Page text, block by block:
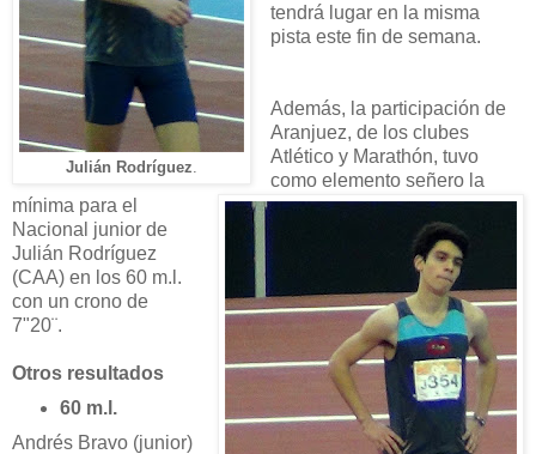
Julián Rodríguez
tendrá lugar en la misma
pista este fin de semana.
Además, la participación de
Aranjuez, de los clubes
Atlético y Marathón, tuvo
como elemento señero la
mínima para el
Nacional junior de
Julián Rodríguez
(CAA) en los 60 m.l.
con un crono de
7"20¨.
Otros resultados
60 m.l.
Andrés Bravo (junior)